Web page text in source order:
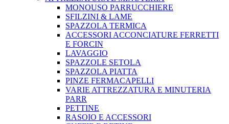
MONOUSO PARRUCCHIERE
SFILZINI & LAME
SPAZZOLA TERMICA
ACCESSORI ACCONCIATURE FERRETTI
E FORCIN
LAVAGGIO
SPAZZOLE SETOLA
SPAZZOLA PIATTA
PINZE FERMACAPELLI
VARIE ATTREZZATURA E MINUTERIA
PARR
PETTINE
RASOIO E ACCESSORI